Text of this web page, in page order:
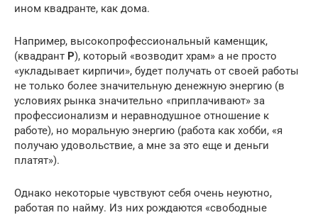
ином квадранте, как дома.
Например, высокопрофессиональный каменщик,
(квадрант Р), который «возводит храм» а не просто
«укладывает кирпичи», будет получать от своей работы
не только более значительную денежную энергию (в
условиях рынка значительно «приплачивают» за
профессионализм и неравнодушное отношение к
работе), но моральную энергию (работа как хобби, «я
получаю удовольствие, а мне за это еще и деньги
платят»).
Однако некоторые чувствуют себя очень неуютно,
работая по найму. Из них рождаются «свободные